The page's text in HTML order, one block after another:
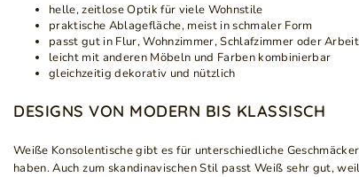
helle, zeitlose Optik für viele Wohnstile
praktische Ablagefläche, meist in schmaler Form
passt gut in Flur, Wohnzimmer, Schlafzimmer oder
leicht mit anderen Möbeln und Farben kombinierbar
gleichzeitig dekorativ und nützlich
DESIGNS VON MODERN BIS KLASSISCH
Weiße Konsolentische gibt es für unterschiedliche
haben. Auch zum skandinavischen Stil passt Weiß sehr gut,